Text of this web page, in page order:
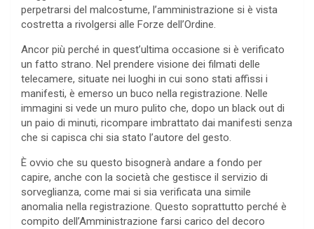
perpetrarsi del malcostume, l’amministrazione si è vista
costretta a rivolgersi alle Forze dell’Ordine.
Ancor più perché in quest’ultima occasione si è verificato
un fatto strano. Nel prendere visione dei filmati delle
telecamere, situate nei luoghi in cui sono stati affissi i
manifesti, è emerso un buco nella registrazione. Nelle
immagini si vede un muro pulito che, dopo un black out di
un paio di minuti, ricompare imbrattato dai manifesti senza
che si capisca chi sia stato l’autore del gesto.
È ovvio che su questo bisognerà andare a fondo per
capire, anche con la società che gestisce il servizio di
sorveglianza, come mai si sia verificata una simile
anomalia nella registrazione. Questo soprattutto perché è
compito dell’Amministrazione farsi carico del decoro